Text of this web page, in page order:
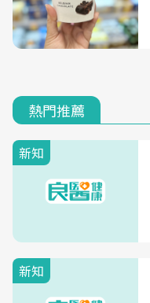
熱門推薦
新知
新知